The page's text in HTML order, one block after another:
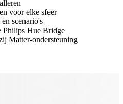
voor elke sfeer
scenario's
Philips Hue Bridge
Matter-ondersteuning